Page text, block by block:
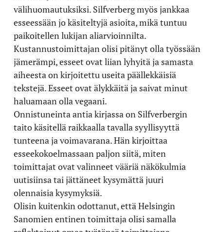
välihuomautuksiksi. Silfverberg myös jankkaa
esseessään jo käsiteltyjä asioita, mikä tuntuu
paikoitellen lukijan aliarvioinnilta.
Kustannustoimittajan olisi pitänyt olla työssään
jämerämpi, esseet ovat liian lyhyitä ja samasta
aiheesta on kirjoitettu useita päällekkäisiä
tekstejä. Esseet ovat älykkäitä ja saivat minut
haluamaan olla vegaani.
Onnistuneinta antia kirjassa on Silfverbergin
taito käsitellä raikkaalla tavalla syyllisyyttä
tunteena ja voimavarana. Hän kirjoittaa
esseekokoelmassaan paljon siitä, miten
toimittajat ovat valinneet vääriä näkökulmia
uutisiinsa tai jättäneet kysymättä juuri
olennaisia kysymyksiä.
Olisin kuitenkin odottanut, että Helsingin
Sanomien entinen toimittaja olisi samalla